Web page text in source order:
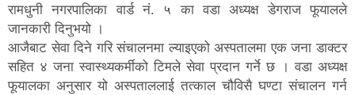
रामधुनी नगरपालिका वार्ड नं. ५ का वडा अध्यक्ष डेगराज फूयालले
जानकारी दिनुभयो ।
आजैबाट सेवा दिने गरि संचालनमा ल्याइएको अस्पतालमा एक जना डाक्टर
सहित ४ जना स्वास्थ्यकर्मीको टिमले सेवा प्रदान गर्ने छ । वडा अध्यक्ष
फूयालका अनुसार यो अस्पताललाई तत्काल चौविसै घण्टा संचालन गर्न